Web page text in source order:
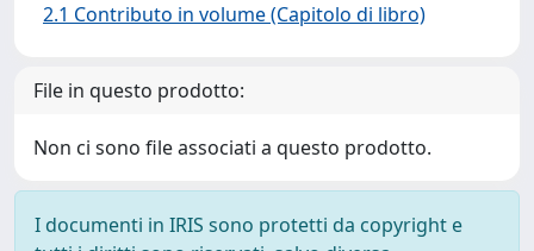
2.1 Contributo in volume (Capitolo di libro)
File in questo prodotto:
Non ci sono file associati a questo prodotto.
I documenti in IRIS sono protetti da copyright e